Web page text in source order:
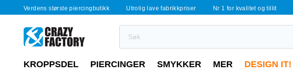
Verdens største piercingbutikk Utrolig lave fabrikkpriser Nr 1 for kvalitet og tillit
KROPPSDEL PIERCINGER SMYKKER MER DESIGN IT!